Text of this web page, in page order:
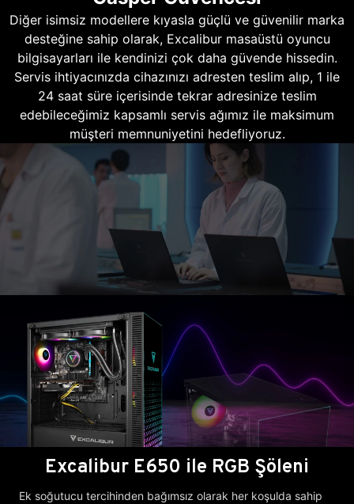
Diğer isimsiz modellere kıyasla güçlü ve güvenilir marka
desteğine sahip olarak, Excalibur masaüstü oyuncu
bilgisayarları ile kendinizi çok daha güvende hissedin.
Servis ihtiyacınızda cihazınızı adresten teslim alıp, 1 ile
24 saat süre içerisinde tekrar adresinize teslim
edebileceğimiz kapsamlı servis ağımız ile maksimum
müşteri memnuniyetini hedefliyoruz.
Excalibur E650 ile RGB Şöleni
Ek soğutucu tercihinden bağımsız olarak her koşulda sahip